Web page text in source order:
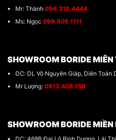
Mr: Thành 056.312.4444
Ms: Ngọc 099.505.1111
SHOWROOM BORIDE MIÊN
DC: DL Võ Nguyên Giáp, Diên Toàn
Mr Lượng: 0913.408.158
SHOWROOM BORIDE